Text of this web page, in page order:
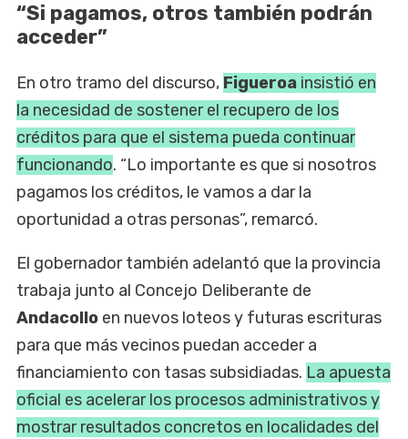
“Si pagamos, otros también podrán
acceder”
En otro tramo del discurso, Figueroa insistió en
la necesidad de sostener el recupero de los
créditos para que el sistema pueda continuar
funcionando. “Lo importante es que si nosotros
pagamos los créditos, le vamos a dar la
oportunidad a otras personas”, remarcó.
El gobernador también adelantó que la provincia
trabaja junto al Concejo Deliberante de
Andacollo en nuevos loteos y futuras escrituras
para que más vecinos puedan acceder a
financiamiento con tasas subsidiadas. La apuesta
oficial es acelerar los procesos administrativos y
mostrar resultados concretos en localidades del